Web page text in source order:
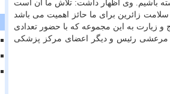
باشیم. وی اظهار داشت: تلاش ما آن است
زائرین برای ما حائز اهمیت می باشد
زیارت به این مجموعه که با حضور تعدادی
مرعشی رئیس و دیگر اعضای مرکز پزشکی